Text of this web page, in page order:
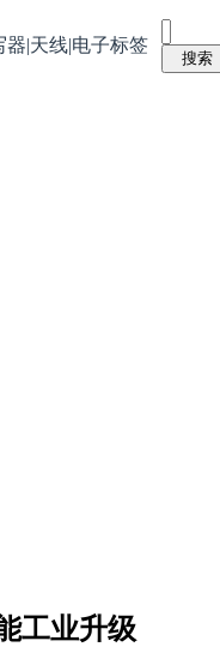
器|天线|电子标签
工业升级